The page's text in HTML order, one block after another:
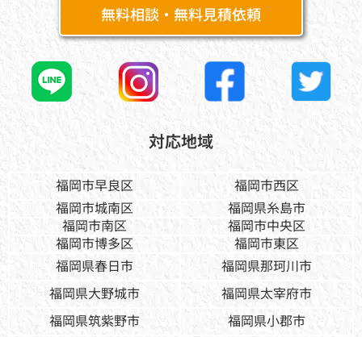
無料相談・無料見積依頼
対応地域
福岡市早良区
福岡市西区
福岡市城南区
福岡県糸島市
福岡市南区
福岡市中央区
福岡市博多区
福岡市東区
福岡県春日市
福岡県那珂川市
福岡県大野城市
福岡県太宰府市
福岡県筑紫野市
福岡県小郡市